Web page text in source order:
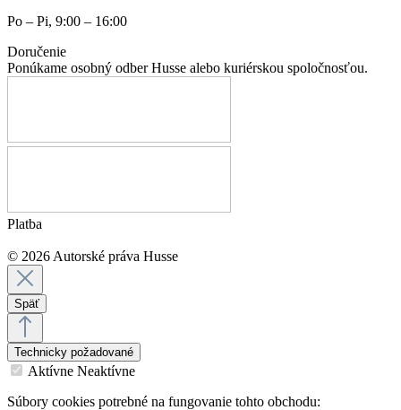
Po – Pi, 9:00 – 16:00
Doručenie
Ponúkame osobný odber Husse alebo kuriérskou spoločnosťou.
Platba
© 2026 Autorské práva Husse
Späť
Technicky požadované
Aktívne Neaktívne
Súbory cookies potrebné na fungovanie tohto obchodu: